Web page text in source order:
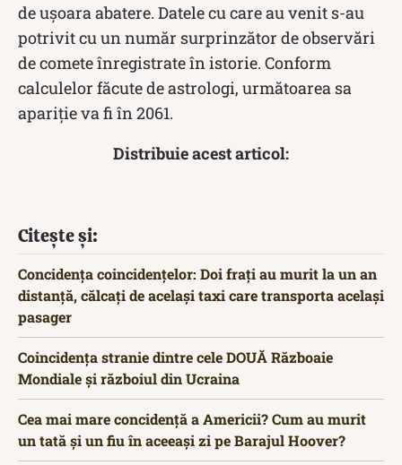
de ușoara abatere. Datele cu care au venit s-au
potrivit cu un număr surprinzător de observări
de comete înregistrate în istorie. Conform
calculelor făcute de astrologi, următoarea sa
apariție va fi în 2061.
Distribuie acest articol:
Citește și:
Concidența coincidențelor: Doi frați au murit la un an
distanță, călcați de același taxi care transporta același
pasager
Coincidența stranie dintre cele DOUĂ Războaie
Mondiale și războiul din Ucraina
Cea mai mare concidență a Americii? Cum au murit
un tată și un fiu în aceeași zi pe Barajul Hoover?